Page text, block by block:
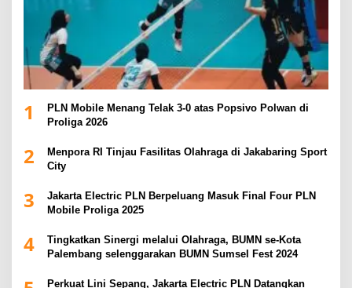
1
PLN Mobile Menang Telak 3-0 atas Popsivo Polwan di
Proliga 2026
2
Menpora RI Tinjau Fasilitas Olahraga di Jakabaring Sport
City
3
Jakarta Electric PLN Berpeluang Masuk Final Four PLN
Mobile Proliga 2025
4
Tingkatkan Sinergi melalui Olahraga, BUMN se-Kota
Palembang selenggarakan BUMN Sumsel Fest 2024
Perkuat Lini Sepang, Jakarta Electric PLN Datangkan